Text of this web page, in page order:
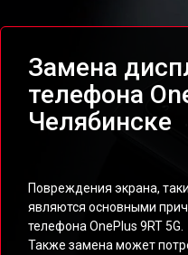
Замена
телефона
Челябинске
Повреждения экрана,
являются основными
телефона OnePlus 9RT 5G.
Также замена может